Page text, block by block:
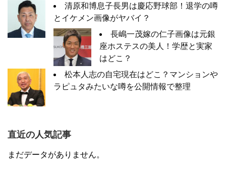
清原和博息子長男は慶応野球部！退学の噂
とイケメン画像がヤバイ？
長嶋一茂嫁の仁子画像は元銀
座ホステスの美人！学歴と実家
はどこ？
松本人志の自宅現在はどこ？マンションや
ラピュタみたいな噂を公開情報で整理
直近の人気記事
まだデータがありません。